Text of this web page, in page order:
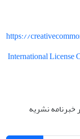
https://
International License
خبرنامه نشریه